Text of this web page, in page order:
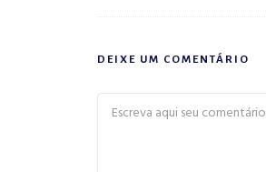
DEIXE UM COMENTÁRIO